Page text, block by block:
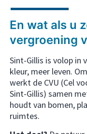
En wat als u
vergroening
Sint-Gillis is volop in
kleur, meer leven.
werkt de CVU (Cel
Sint-Gillis) samen
houdt van bomen,
ruimtes.